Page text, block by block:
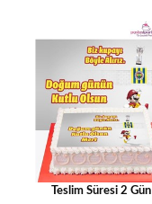
Teslim Süresi 2 Gün